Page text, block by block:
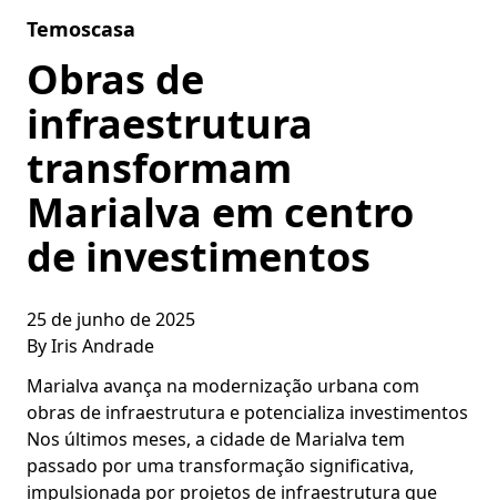
Temoscasa
Obras de
infraestrutura
transformam
Marialva em centro
de investimentos
25 de junho de 2025
ByIris Andrade
Marialva avança na modernização urbana com
obras de infraestrutura e potencializa investimentos
Nos últimos meses, a cidade de Marialva tem
passado por uma transformação significativa,
impulsionada por projetos de infraestrutura que